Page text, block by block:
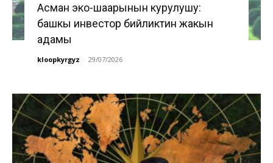
Асман эко-шаарынын курулушу:
башкы инвестор бийликтин жакын
адамы
kloopkyrgyz - 29/07/2026